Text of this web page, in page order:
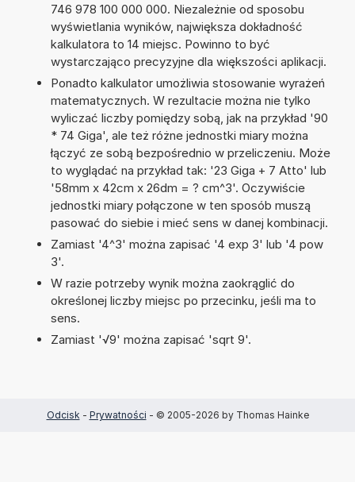
746 978 100 000 000. Niezależnie od sposobu
wyświetlania wyników, największa dokładność
kalkulatora to 14 miejsc. Powinno to być
wystarczająco precyzyjne dla większości aplikacji.
Ponadto kalkulator umożliwia stosowanie wyrażeń
matematycznych. W rezultacie można nie tylko
wyliczać liczby pomiędzy sobą, jak na przykład '90
* 74 Giga', ale też różne jednostki miary można
łączyć ze sobą bezpośrednio w przeliczeniu. Może
to wyglądać na przykład tak: '23 Giga + 7 Atto' lub
'58mm x 42cm x 26dm = ? cm^3'. Oczywiście
jednostki miary połączone w ten sposób muszą
pasować do siebie i mieć sens w danej kombinacji.
Zamiast '4^3' można zapisać '4 exp 3' lub '4 pow
3'.
W razie potrzeby wynik można zaokrąglić do
określonej liczby miejsc po przecinku, jeśli ma to
sens.
Zamiast '√9' można zapisać 'sqrt 9'.
Odcisk - Prywatności - © 2005-2026 by Thomas Hainke